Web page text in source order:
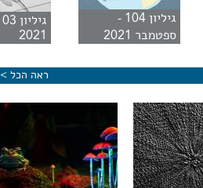
גיליון 104 -
ספטמבר 2021
2021
ראה הכל >